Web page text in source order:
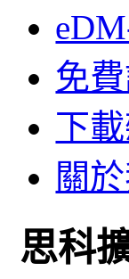
免
下
關
思科